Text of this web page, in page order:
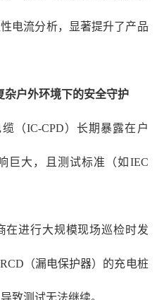
电流分析，显著提升了产品
杂户外环境下的安全守护
（IC-CPD）长期暴露在户
巨大，且测试标准（如IEC
在进行大规模现场巡检时发
RCD（漏电保护器）的充电桩
致测试无法继续。